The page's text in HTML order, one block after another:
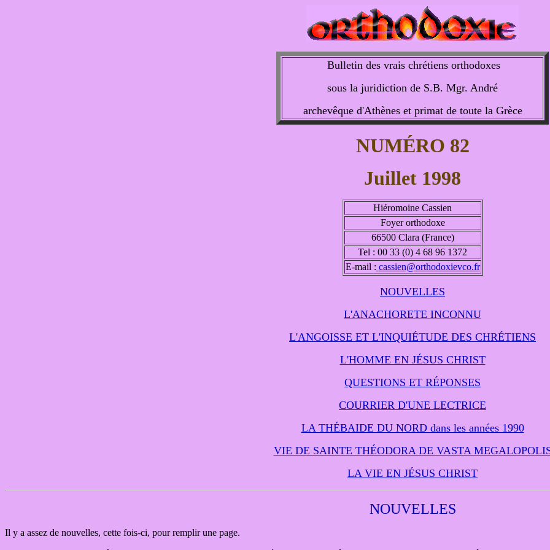
Bulletin des vrais chrétiens orthodoxes
sous la juridiction de S.B. Mgr. André
archevêque d'Athènes et primat de toute la Grèce
NUMÉRO 82
Juillet 1998
Hiéromoine Cassien
Foyer orthodoxe
66500 Clara (France)
Tel : 00 33 (0) 4 68 96 1372
E-mail : cassien@orthodoxievco.fr
NOUVELLES
L'ANACHORETE INCONNU
L'ANGOISSE ET L'INQUIÉTUDE DES CHRÉTIENS
L'HOMME EN JÉSUS CHRIST
QUESTIONS ET RÉPONSES
COURRIER D'UNE LECTRICE
LA THÉBAIDE DU NORD dans les années 1990
VIE DE SAINTE THÉODORA DE VASTA
LA VIE EN JÉSUS CHRIST
NOUVELLES
Il y a assez de nouvelles, cette fois-ci, pour remplir une page.